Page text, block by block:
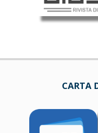
CARTA